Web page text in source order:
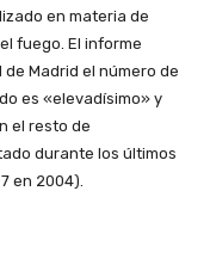
en materia de
fuego. El informe
Madrid el número de
es «elevadísimo» y
el resto de
durante los últimos
en 2004).